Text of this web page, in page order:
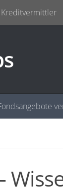
Kreditvermittler